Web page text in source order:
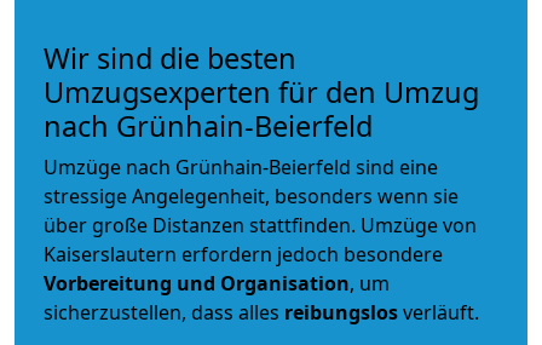
Wir sind die besten
Umzugsexperten für den Umzug
nach Grünhain-Beierfeld
Umzüge nach Grünhain-Beierfeld sind eine
stressige Angelegenheit, besonders wenn sie
über große Distanzen stattfinden. Umzüge von
Kaiserslautern erfordern jedoch besondere
Vorbereitung und Organisation, um
sicherzustellen, dass alles reibungslosverläuft.